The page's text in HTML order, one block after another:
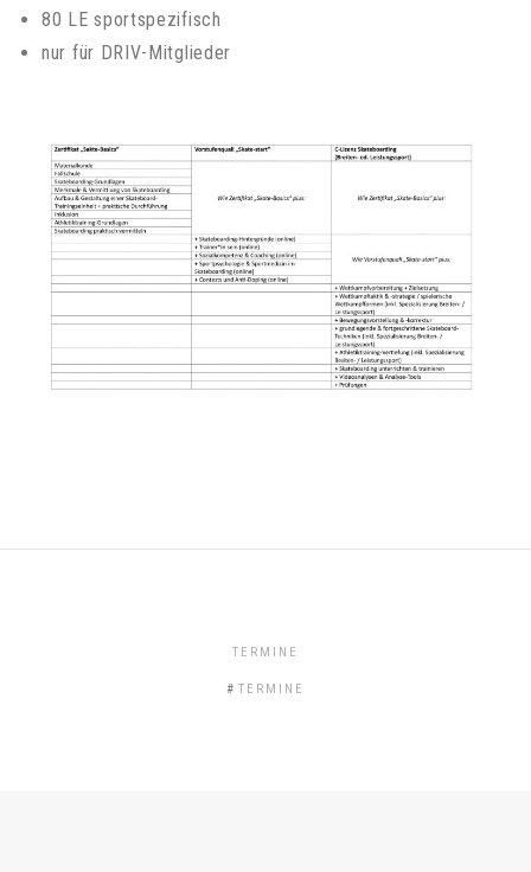
80 LE sportspezifisch
nur für DRIV-Mitglieder
TERMINE
TERMINE